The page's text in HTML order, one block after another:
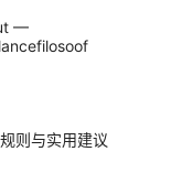
—
则与实用建议